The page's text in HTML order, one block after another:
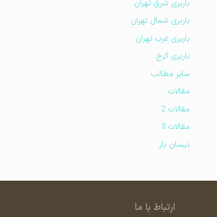
باربری شرق تهران
باربری شمال تهران
باربری غرب تهران
باربری کرج
سایر مطالب
مقالات
مقالات 2
مقالات 3
نیسان بار
ارتباط با ما